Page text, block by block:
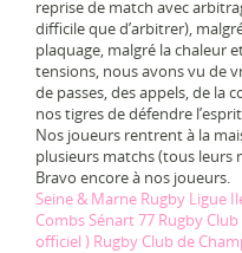
reprise de match avec
difficile que d’arbitrer),
plaquage, malgré la chaleur
tensions, nous avons vu de
de passes, des appels, de la
nos tigres de défendre
Nos joueurs rentrent à la
plusieurs matchs (tous leurs
Bravo encore à nos joueurs.
Seine & Marne Rugby Ligue
Combs Sénart 77 Rugby
officiel ) Rugby Club de